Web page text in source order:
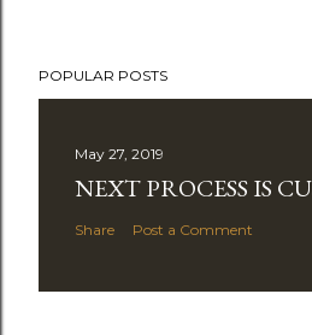
POPULAR POSTS
May 27, 2019
NEXT PROCESS IS
Share Post a Comment